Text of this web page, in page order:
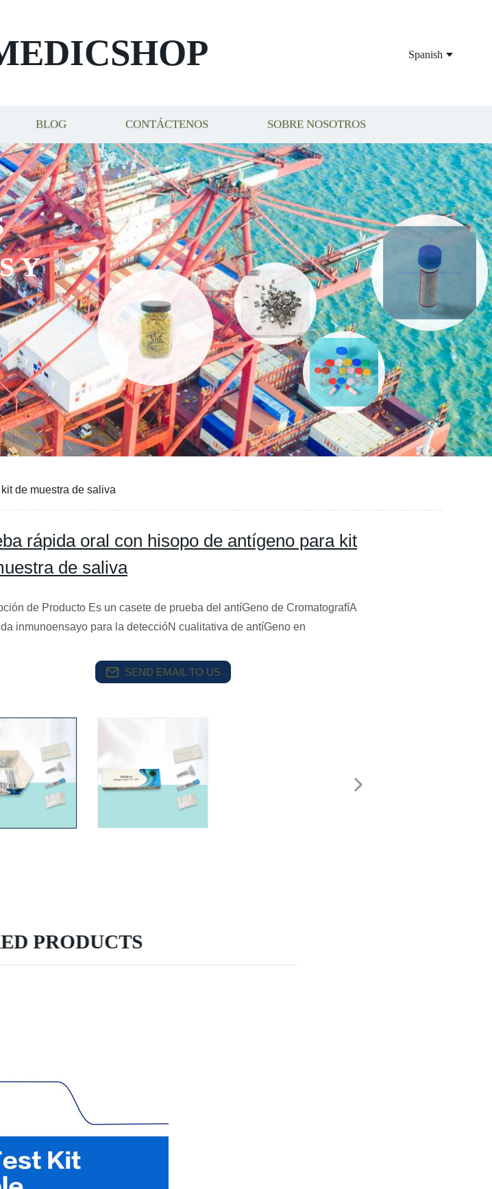
Spanish
BLOG CONTÁCTENOS SOBRE NOSOTROS
Y
de muestra de saliva
rápida oral con hisopo de antígeno para kit
de saliva
de Producto Es un casete de prueba del antíGeno de CromatografíA
inmunoensayo para la deteccióN cualitativa de antíGeno en
SEND EMAIL TO US
PRODUCTS